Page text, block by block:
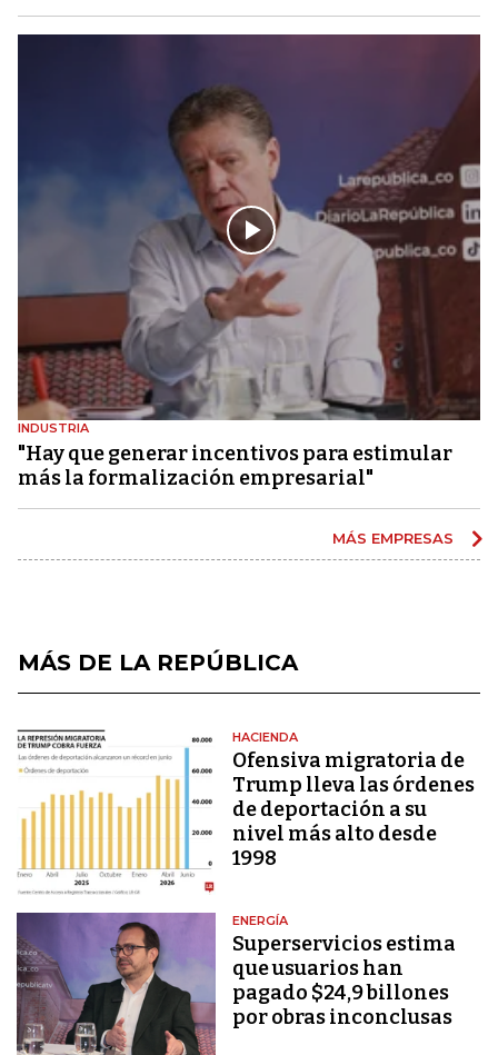
INDUSTRIA
"Hay que generar incentivos para estimular
más la formalización empresarial"
MÁS EMPRESAS
MÁS DE LA REPÚBLICA
HACIENDA
Ofensiva migratoria de
Trump lleva las órdenes
de deportación a su
nivel más alto desde
1998
ENERGÍA
Superservicios estima
que usuarios han
pagado $24,9 billones
por obras inconclusas